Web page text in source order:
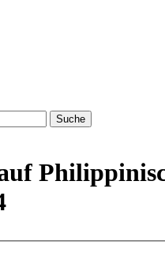
Suche